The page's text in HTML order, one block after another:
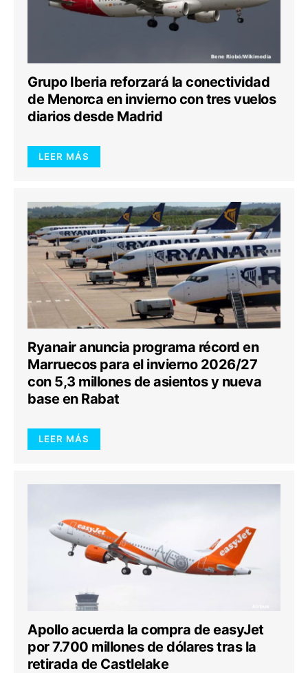
Grupo Iberia reforzará la conectividad
de Menorca en invierno con tres vuelos
diarios desde Madrid
LEER MÁS
Ryanair anuncia programa récord en
Marruecos para el invierno 2026/27
con 5,3 millones de asientos y nueva
base en Rabat
LEER MÁS
Apollo acuerda la compra de easyJet
por 7.700 millones de dólares tras la
retirada de Castlelake